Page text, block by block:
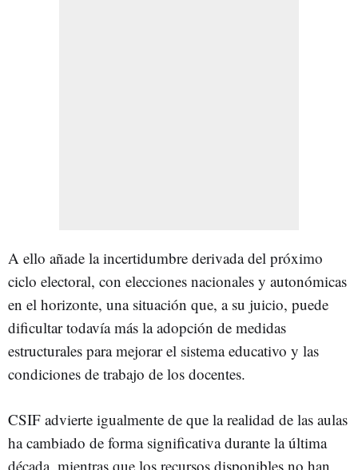
A ello añade la incertidumbre derivada del próximo
ciclo electoral, con elecciones nacionales y autonómicas
en el horizonte, una situación que, a su juicio, puede
dificultar todavía más la adopción de medidas
estructurales para mejorar el sistema educativo y las
condiciones de trabajo de los docentes.
CSIF advierte igualmente de que la realidad de las aulas
ha cambiado de forma significativa durante la última
década, mientras que los recursos disponibles no han